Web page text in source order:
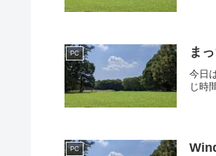
PC ま
今日
じ時
PC